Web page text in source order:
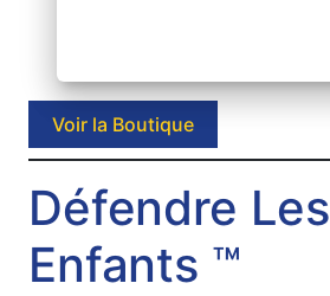
Voir la Boutique
Défendre Les
Enfants ™